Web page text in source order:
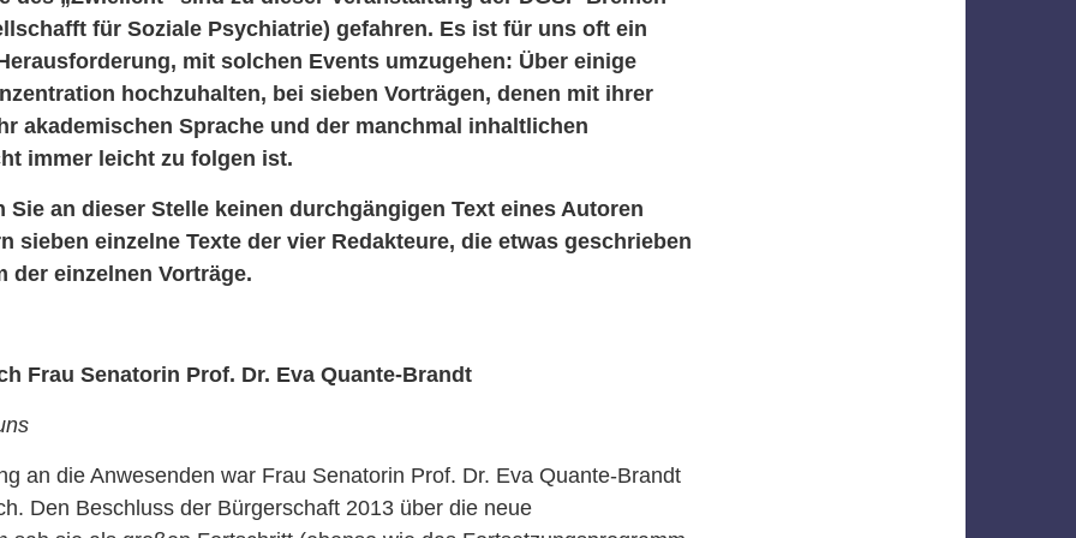
für Soziale Psychiatrie) gefahren. Es ist für uns oft ein
mit solchen Events umzugehen: Über einige
hochzuhalten, bei sieben Vorträgen, denen mit ihrer
akademischen Sprache und der manchmal inhaltlichen
immer leicht zu folgen ist.
Sie an dieser Stelle keinen durchgängigen Text eines Autoren
sieben einzelne Texte der vier Redakteure, die etwas geschrieben
der einzelnen Vorträge.
Frau Senatorin Prof. Dr. Eva Quante-Brandt
an die Anwesenden war Frau Senatorin Prof. Dr. Eva Quante-Brandt
Den Beschluss der Bürgerschaft 2013 über die neue